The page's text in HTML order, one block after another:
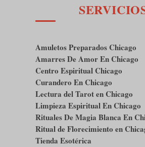
Amuletos Preparados Chicago
Amarres De Amor En Chicago
Centro Espiritual Chicago
Curandero En Chicago
Lectura del Tarot en Chicago
Limpieza Espiritual En Chicago
Rituales De Magia Blanca En
Ritual de Florecimiento en
Tienda Esotérica